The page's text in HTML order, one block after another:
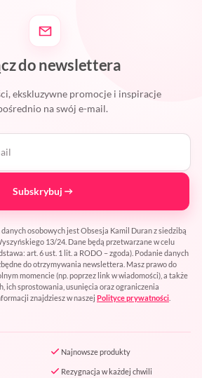
do newslettera
ekskluzywne promocje i inspiracje
na swój e-mail.
Subskrybuj
osobowych jest Obsesja Kamil Duran z siedzibą
13/24. Dane będą przetwarzane w celu
art. 6 ust. 1 lit. a RODO – zgoda). Podanie danych
do otrzymywania newslettera. Masz prawo do
momencie (np. poprzez link w wiadomości), a także
ich sprostowania, usunięcia oraz ograniczenia
znajdziesz w naszej Polityce prywatności
Najnowsze produkty
Rezygnacja w każdej chwili